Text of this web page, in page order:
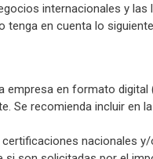
internacionales y las
tenga en cuenta lo
empresa en formato digital
Se recomienda incluir en
nacionales